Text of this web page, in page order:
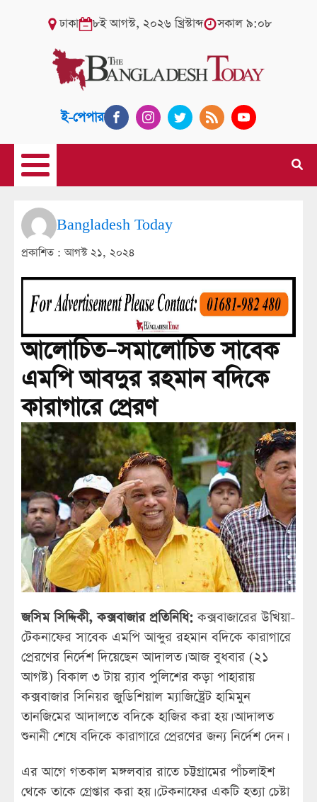
ঢাকা ৮ই আগস্ট, ২০২৬ খ্রিস্টাব্দ সকাল ৯:০৮
ই-পেপার
Bangladesh Today
প্রকাশিত :আগস্ট ২১, ২০২৪
আলোচিত–সমালোচিত সাবেক
এমপি আবদুর রহমান বদিকে
কারাগারে প্রেরণ
জসিম সিদ্দিকী, কক্সবাজার প্রতিনিধি: কক্সবাজারের উখিয়া-
টেকনাফের সাবেক এমপি আব্দুর রহমান বদিকে কারাগারে
প্রেরণের নির্দেশ দিয়েছেন আদালত। আজ বুধবার (২১
আগষ্ট) বিকাল ৩ টায় র‍্যাব পুলিশের কড়া পাহারায়
কক্সবাজার সিনিয়র জুডিশিয়াল ম্যাজিষ্ট্রেট হামিমুন
তানজিমের আদালতে বদিকে হাজির করা হয়। আদালত
শুনানী শেষে বদিকে কারাগারে প্রেরণের জন্য নির্দেশ দেন।
এর আগে গতকাল মঙ্গলবার রাতে চট্টগ্রামের পাঁচলাইশ
থেকে তাকে গ্রেপ্তার করা হয়। টেকনাফের একটি হত্যা চেষ্টা